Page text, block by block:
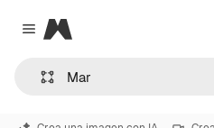
Close menu
Magnific